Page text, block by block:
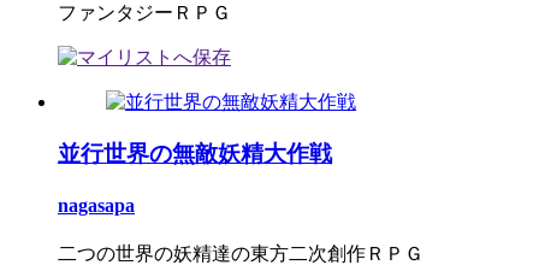
ファンタジーＲＰＧ
並行世界の無敵妖精大作戦
nagasapa
二つの世界の妖精達の東方二次創作ＲＰＧ